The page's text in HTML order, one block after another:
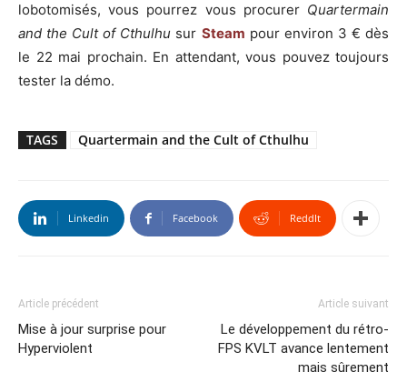
lobotomisés, vous pourrez vous procurer Quartermain
and the Cult of Cthulhu sur Steam pour environ 3 € dès
le 22 mai prochain. En attendant, vous pouvez toujours
tester la démo.
TAGS Quartermain and the Cult of Cthulhu
Linkedin Facebook ReddIt
Article précédent
Mise à jour surprise pour
Hyperviolent
Article suivant
Le développement du rétro-
FPS KVLT avance lentement
mais sûrement